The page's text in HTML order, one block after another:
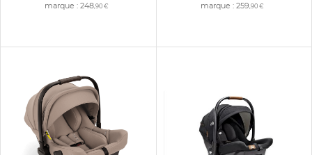
marque :248,90 €
marque :259,90 €